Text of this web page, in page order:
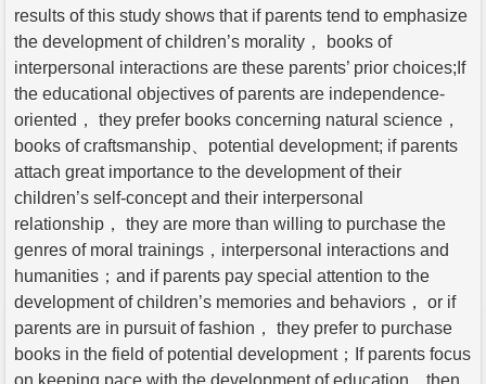
results of this study shows that if parents tend to emphasize
the development of children’s morality， books of
interpersonal interactions are these parents’ prior choices;If
the educational objectives of parents are independence-
oriented， they prefer books concerning natural science，
books of craftsmanship、potential development; if parents
attach great importance to the development of their
children’s self-concept and their interpersonal
relationship， they are more than willing to purchase the
genres of moral trainings，interpersonal interactions and
humanities；and if parents pay special attention to the
development of children’s memories and behaviors， or if
parents are in pursuit of fashion， they prefer to purchase
books in the field of potential development；If parents focus
on keeping pace with the development of education，then